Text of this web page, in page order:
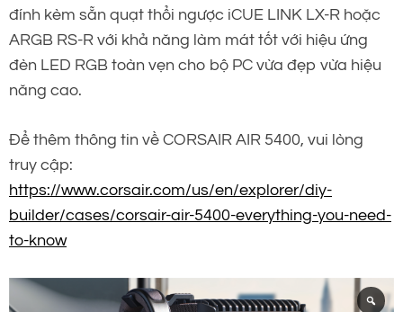
đính kèm sẵn quạt thổi ngược iCUE LINK LX-R hoặc
ARGB RS-R với khả năng làm mát tốt với hiệu ứng
đèn LED RGB toàn vẹn cho bộ PC vừa đẹp vừa hiệu
năng cao.
Để thêm thông tin về CORSAIR AIR 5400, vui lòng
truy cập:
https://www.corsair.com/us/en/explorer/diy-
builder/cases/corsair-air-5400-everything-you-need-
to-know